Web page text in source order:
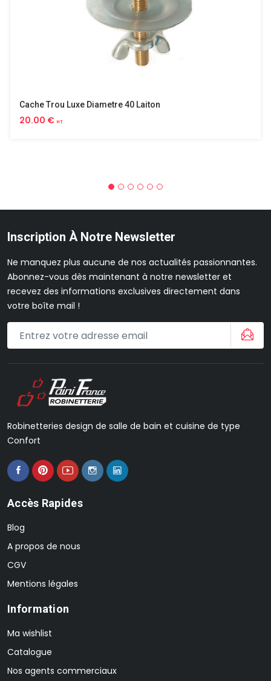
Cache Trou Luxe Diametre 40 Laiton
20.00 € HT
Inscription À Notre Newsletter
Ne manquez plus aucune de nos actualités passionnantes.
Abonnez-vous dès maintenant à notre newsletter et
recevez des informations exclusives directement dans
votre boîte mail !
Robinetteries design de salle de bain et cuisine de type
Confort
Accès Rapides
Blog
A propos de nous
CGV
Mentions légales
Information
Ma wishlist
Catalogue
Nos agents commerciaux